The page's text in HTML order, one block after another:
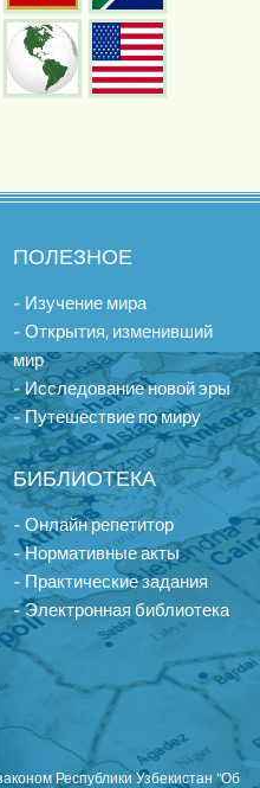
ПОЛЕЗНОЕ
- Изучение мира
- Открытия, изменивший
мир
- Исследование новой эры
- Путешествие по миру
БИБЛИОТЕКА
- Онлайн репетитор
- Нормативные акты
- Практические задания
- Электронная библиотека
Республики Узбекистан "Об